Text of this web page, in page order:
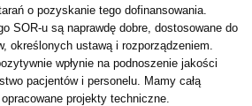
o pozyskanie tego dofinansowania.
SOR-u są naprawdę dobre, dostosowane do
określonych ustawą i rozporządzeniem.
wpłynie na podnoszenie jakości
pacjentów i personelu. Mamy całą
projekty techniczne.